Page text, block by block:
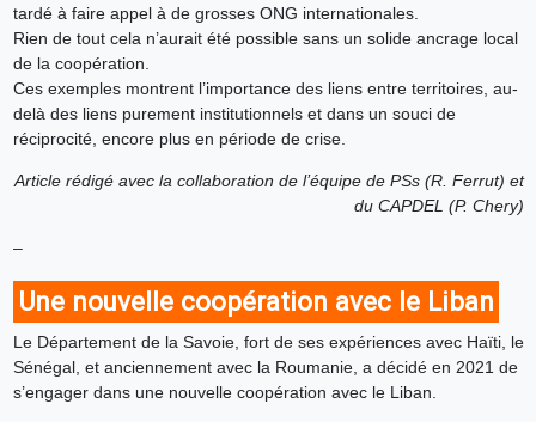
tardé à faire appel à de grosses ONG internationales.
Rien de tout cela n’aurait été possible sans un solide ancrage local
de la coopération.
Ces exemples montrent l’importance des liens entre territoires, au-
delà des liens purement institutionnels et dans un souci de
réciprocité, encore plus en période de crise.
Article rédigé avec la collaboration de l’équipe de PSs (R. Ferrut) et
du CAPDEL (P. Chery)
–
Une nouvelle coopération avec le Liban
Le Département de la Savoie, fort de ses expériences avec Haïti, le
Sénégal, et anciennement avec la Roumanie, a décidé en 2021 de
s’engager dans une nouvelle coopération avec le Liban.